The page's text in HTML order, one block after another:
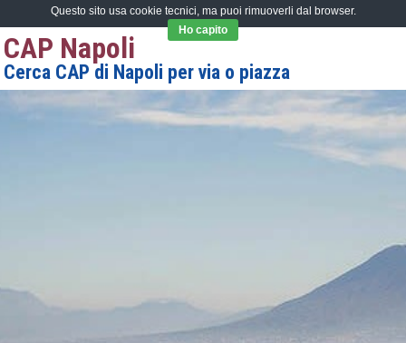
CAP Napoli
Cerca CAP di Napoli per via o piazza
Questo sito usa cookie tecnici, ma puoi rimuoverli dal browser.
Ho capito